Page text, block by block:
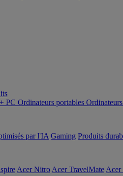
PC Ordinateurs portables
par l'IA Gaming Produits
Acer Nitro Acer TravelMate Acer